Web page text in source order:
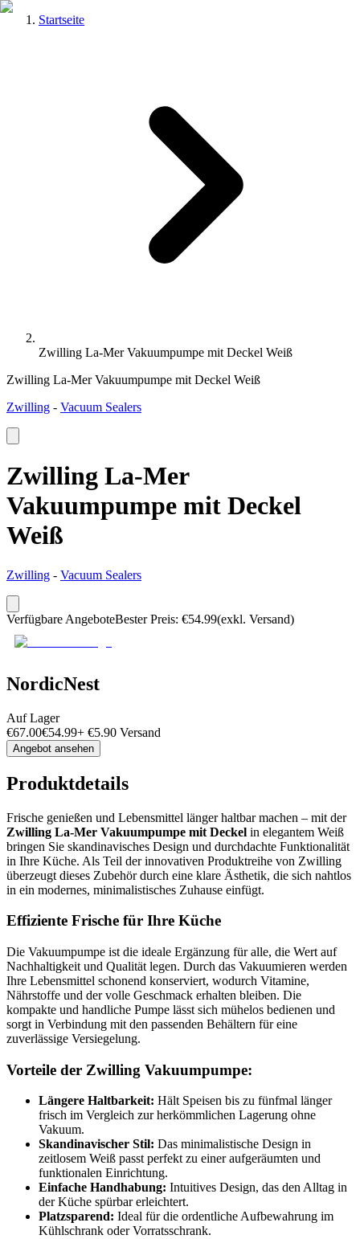
Startseite
Zwilling La-Mer Vakuumpumpe mit Deckel Weiß
Zwilling La-Mer Vakuumpumpe mit Deckel Weiß
Zwilling - Vacuum Sealers
Zwilling La-Mer
Vakuumpumpe mit Deckel
Weiß
Zwilling - Vacuum Sealers
Verfügbare AngeboteBester Preis: €54.99(exkl. Versand)
NordicNest
Auf Lager
€67.00€54.99+ €5.90 Versand
Angebot ansehen
Produktdetails
Frische genießen und Lebensmittel länger haltbar machen – mit der
Zwilling La-Mer Vakuumpumpe mit Deckel in elegantem Weiß
bringen Sie skandinavisches Design und durchdachte Funktionalität
in Ihre Küche. Als Teil der innovativen Produktreihe von Zwilling
überzeugt dieses Zubehör durch eine klare Ästhetik, die sich nahtlos
in ein modernes, minimalistisches Zuhause einfügt.
Effiziente Frische für Ihre Küche
Die Vakuumpumpe ist die ideale Ergänzung für alle, die Wert auf
Nachhaltigkeit und Qualität legen. Durch das Vakuumieren werden
Ihre Lebensmittel schonend konserviert, wodurch Vitamine,
Nährstoffe und der volle Geschmack erhalten bleiben. Die
kompakte und handliche Pumpe lässt sich mühelos bedienen und
sorgt in Verbindung mit den passenden Behältern für eine
zuverlässige Versiegelung.
Vorteile der Zwilling Vakuumpumpe:
Längere Haltbarkeit: Hält Speisen bis zu fünfmal länger
frisch im Vergleich zur herkömmlichen Lagerung ohne
Vakuum.
Skandinavischer Stil: Das minimalistische Design in
zeitlosem Weiß passt perfekt zu einer aufgeräumten und
funktionalen Einrichtung.
Einfache Handhabung: Intuitives Design, das den Alltag in
der Küche spürbar erleichtert.
Platzsparend: Ideal für die ordentliche Aufbewahrung im
Kühlschrank oder Vorratsschrank.